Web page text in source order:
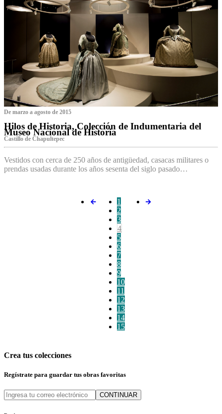
De marzo a agosto de 2015
Hilos de Historia, Colección de Indumentaria del
Museo Nacional de Historia
Castillo de Chapultepec
Vestidos con cerca de 250 años de antigüedad, casacas militares o
prendas usadas durante los años sesenta del siglo pasado…
1
2
3
4
5
6
7
8
9
10
11
12
13
14
15
Crea tus colecciones
Regístrate para guardar tus obras favoritas
CONTINUAR